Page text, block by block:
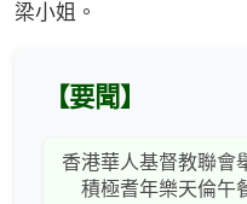
梁小姐。
【要聞】
香港華人基督教聯會
積極耆年樂天倫午